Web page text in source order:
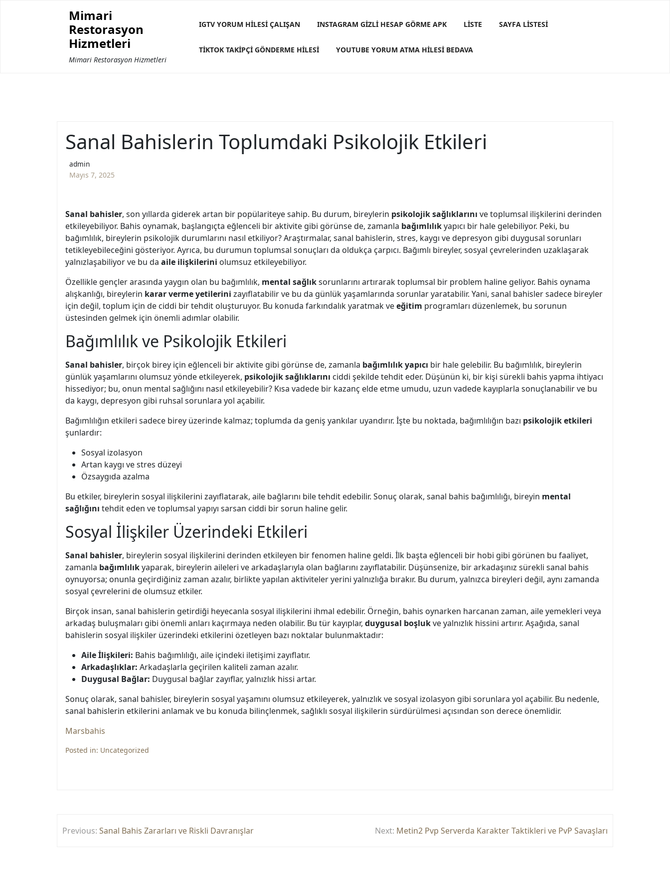
Mimari
Restorasyon
Hizmetleri
Mimari Restorasyon Hizmetleri
IGTV YORUM HILESI ÇALIŞAN INSTAGRAM GIZLI HESAP GÖRME APK LISTE SAYFA LISTESI
TIKTOK TAKIPÇI GÖNDERME HILESI YOUTUBE YORUM ATMA HILESI BEDAVA
Sanal Bahislerin Toplumdaki Psikolojik Etkileri
admin
Mayıs 7, 2025
Sanal bahisler, son yıllarda giderek artan bir popülariteye sahip. Bu durum, bireylerin psikolojik sağlıklarını ve toplumsal ilişkilerini derinden
etkileyebiliyor. Bahis oynamak, başlangıçta eğlenceli bir aktivite gibi görünse de, zamanla bağımlılıkyapıcı bir hale gelebiliyor. Peki, bu
bağımlılık, bireylerin psikolojik durumlarını nasıl etkiliyor? Araştırmalar, sanal bahislerin, stres, kaygı ve depresyon gibi duygusal sorunları
tetikleyebileceğini gösteriyor. Ayrıca, bu durumun toplumsal sonuçları da oldukça çarpıcı. Bağımlı bireyler, sosyal çevrelerinden uzaklaşarak
yalnızlaşabiliyor ve bu da aile ilişkilerini olumsuz etkileyebiliyor.
Özellikle gençler arasında yaygın olan bu bağımlılık, mental sağlıksorunlarını artırarak toplumsal bir problem haline geliyor. Bahis oynama
alışkanlığı, bireylerin karar verme yetilerini zayıflatabilir ve bu da günlük yaşamlarında sorunlar yaratabilir. Yani, sanal bahisler sadece bireyler
için değil, toplum için de ciddi bir tehdit oluşturuyor. Bu konuda farkındalık yaratmak veeğitim programları düzenlemek, bu sorunun
üstesinden gelmek için önemli adımlar olabilir.
Bağımlılık ve Psikolojik Etkileri
Sanal bahisler, birçok birey için eğlenceli bir aktivite gibi görünse de, zamanla bağımlılık yapıcı bir hale gelebilir. Bu bağımlılık, bireylerin
günlük yaşamlarını olumsuz yönde etkileyerek, psikolojik sağlıklarını ciddi şekilde tehdit eder. Düşünün ki, bir kişi sürekli bahis yapma ihtiyacı
hissediyor; bu, onun mental sağlığını nasıl etkileyebilir? Kısa vadede bir kazanç elde etme umudu, uzun vadede kayıplarla sonuçlanabilir ve bu
da kaygı, depresyon gibi ruhsal sorunlara yol açabilir.
Bağımlılığın etkileri sadece birey üzerinde kalmaz; toplumda da geniş yankılar uyandırır. İşte bu noktada, bağımlılığın bazı psikolojik etkileri
şunlardır:
Sosyal izolasyon
Artan kaygı ve stres düzeyi
Özsaygıda azalma
Bu etkiler, bireylerin sosyal ilişkilerini zayıflatarak, aile bağlarını bile tehdit edebilir. Sonuç olarak, sanal bahis bağımlılığı, bireyin mental
sağlığını tehdit eden ve toplumsal yapıyı sarsan ciddi bir sorun haline gelir.
Sosyal İlişkiler Üzerindeki Etkileri
Sanal bahisler, bireylerin sosyal ilişkilerini derinden etkileyen bir fenomen haline geldi. İlk başta eğlenceli bir hobi gibi görünen bu faaliyet,
zamanla bağımlılıkyaparak, bireylerin aileleri ve arkadaşlarıyla olan bağlarını zayıflatabilir. Düşünsenize, bir arkadaşınız sürekli sanal bahis
oynuyorsa; onunla geçirdiğiniz zaman azalır, birlikte yapılan aktiviteler yerini yalnızlığa bırakır. Bu durum, yalnızca bireyleri değil, aynı zamanda
sosyal çevrelerini de olumsuz etkiler.
Birçok insan, sanal bahislerin getirdiği heyecanla sosyal ilişkilerini ihmal edebilir. Örneğin, bahis oynarken harcanan zaman, aile yemekleri veya
arkadaş buluşmaları gibi önemli anları kaçırmaya neden olabilir. Bu tür kayıplar, duygusal boşlukve yalnızlık hissini artırır. Aşağıda, sanal
bahislerin sosyal ilişkiler üzerindeki etkilerini özetleyen bazı noktalar bulunmaktadır:
Aile İlişkileri: Bahis bağımlılığı, aile içindeki iletişimi zayıflatır.
Arkadaşlıklar: Arkadaşlarla geçirilen kaliteli zaman azalır.
Duygusal Bağlar: Duygusal bağlar zayıflar, yalnızlık hissi artar.
Sonuç olarak, sanal bahisler, bireylerin sosyal yaşamını olumsuz etkileyerek, yalnızlık ve sosyal izolasyon gibi sorunlara yol açabilir. Bu nedenle,
sanal bahislerin etkilerini anlamak ve bu konuda bilinçlenmek, sağlıklı sosyal ilişkilerin sürdürülmesi açısından son derece önemlidir.
Marsbahis
Posted in: Uncategorized
Yazı
Previous: Sanal Bahis Zararları ve Riskli Davranışlar Next: Metin2 Pvp Serverda Karakter Taktikleri ve PvP Savaşları